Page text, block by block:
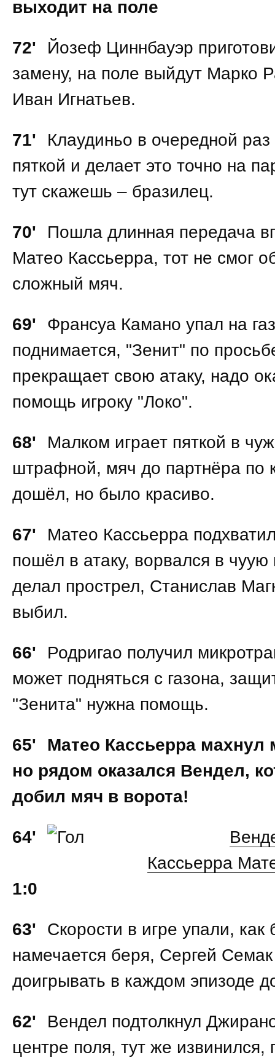
выходит на поле
72'
Йозеф Циннбауэр
замену, на поле выйдут Марко
Иван Игнатьев.
71'
Клаудиньо в очередной раз
пяткой и делает это точно на
тут скажешь – бразилец.
70'
Пошла длинная передача
Матео Кассьерра, тот не смог
сложный мяч.
69'
Франсуа Камано упал на
поднимается, "Зенит" по
прекращает свою атаку, надо
помощь игроку "Локо".
68'
Малком играет пяткой в
штрафной, мяч до партнёра по
дошёл, но было красиво.
67'
Матео Кассьерра
пошёл в атаку, ворвался в
делал прострел, Станислав
выбил.
66'
Родригао получил
может подняться с газона,
"Зенита" нужна помощь.
65'
Матео Кассьерра махнул
но рядом оказался Вендел,
добил мяч в ворота!
64'
Кассьерра
1:0
63'
Скорости в игре упали, как
намечается беря, Сергей Семак
доигрывать в каждом эпизоде
62'
Вендел подтолкнул
центре поля, тут же извинился,